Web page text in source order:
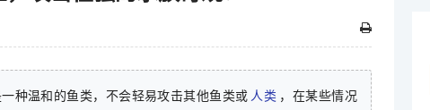
种温和的鱼类，不会轻易攻击其他鱼类或 人类 ，在某些情况